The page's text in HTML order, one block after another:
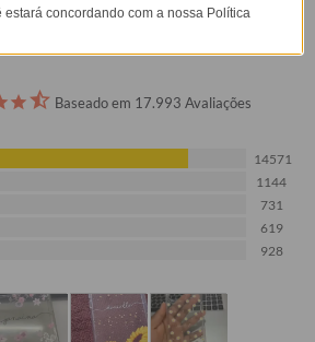
dos consumidores
Baseado em 17.993 Avaliações
14571
1144
731
619
928
estará concordando com a nossa Política